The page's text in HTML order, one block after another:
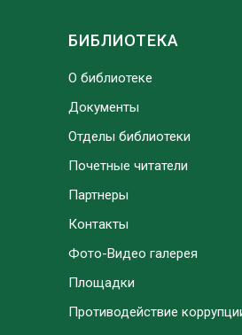
БИБЛИОТЕКА
О библиотеке
Документы
Отделы библиотеки
Почетные читатели
Партнеры
Контакты
Фото-Видео галерея
Площадки
Противодействие